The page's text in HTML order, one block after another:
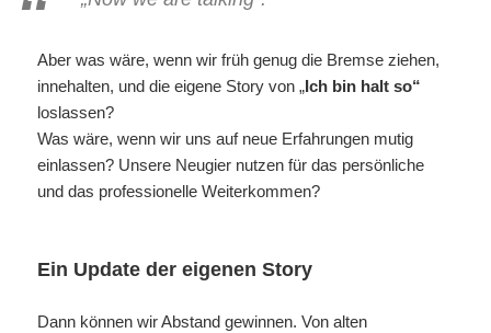
Aber was wäre, wenn wir früh genug die Bremse ziehen,
innehalten, und die eigene Story von „Ich bin halt so“
loslassen?
Was wäre, wenn wir uns auf neue Erfahrungen mutig
einlassen? Unsere Neugier nutzen für das persönliche
und das professionelle Weiterkommen?
Ein Update der eigenen Story
Dann können wir Abstand gewinnen. Von alten